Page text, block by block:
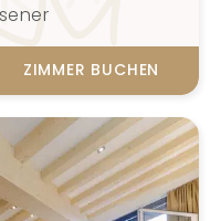
ZIMMER BUCHEN